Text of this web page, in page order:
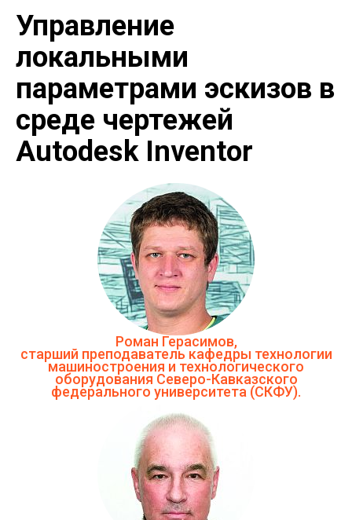
Управление
локальными
параметрами эскизов в
среде чертежей
Autodesk Inventor
Роман Герасимов,
старший преподаватель кафедры технологии
машиностроения и технологического
оборудования Северо-Кавказского
федерального университета (СКФУ).